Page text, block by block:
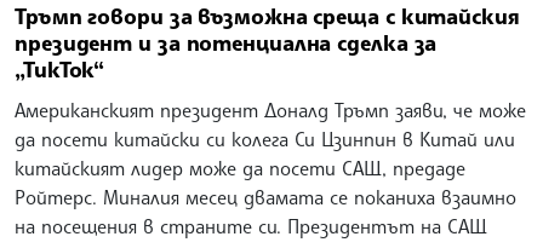
Тръмп говори за възможна среща с китайския
президент и за потенциална сделка за
„ТикТок“
Американският президент Доналд Тръмп заяви, че може
да посети китайски си колега Си Цзинпин в Китай или
китайският лидер може да посети САЩ, предаде
Ройтерс. Миналия месец двамата се поканиха взаимно
на посещения в страните си. Президентът на САЩ